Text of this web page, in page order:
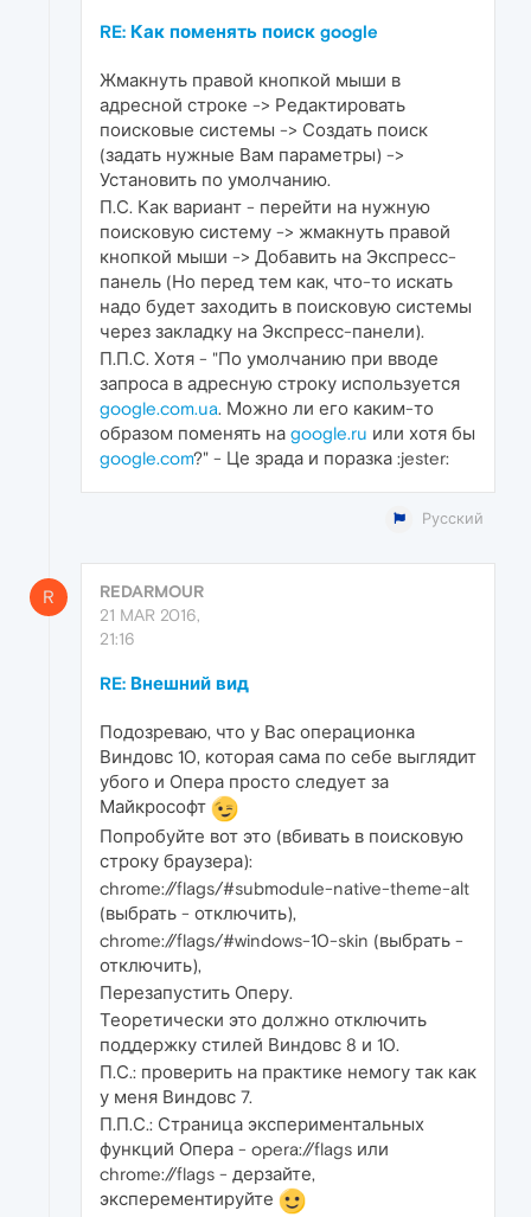
RE: Как поменять поиск google
Жмакнуть правой кнопкой мыши в
адресной строке -> Редактировать
поисковые системы -> Создать поиск
(задать нужные Вам параметры) ->
Установить по умолчанию.
П.С. Как вариант - перейти на нужную
поисковую систему -> жмакнуть правой
кнопкой мыши -> Добавить на Экспресс-
панель (Но перед тем как, что-то искать
надо будет заходить в поисковую системы
через закладку на Экспресс-панели).
П.П.С. Хотя - "По умолчанию при вводе
запроса в адресную строку используется
google.com.ua. Можно ли его каким-то
образом поменять на google.ru или хотя бы
google.com?" - Це зрада и поразка :jester:
Русский
R
REDARMOUR
21 MAR 2016,
21:16
RE: Внешний вид
Подозреваю, что у Вас операционка
Виндовс 10, которая сама по себе выглядит
убого и Опера просто следует за
Майкрософт
Попробуйте вот это (вбивать в поисковую
строку браузера):
chrome://flags/#submodule-native-theme-alt
(выбрать - отключить),
chrome://flags/#windows-10-skin (выбрать -
отключить),
Перезапустить Оперу.
Теоретически это должно отключить
поддержку стилей Виндовс 8 и 10.
П.С.: проверить на практике немогу так как
у меня Виндовс 7.
П.П.С.: Страница экспериментальных
функций Опера - opera://flags или
chrome://flags - дерзайте,
эксперементируйте